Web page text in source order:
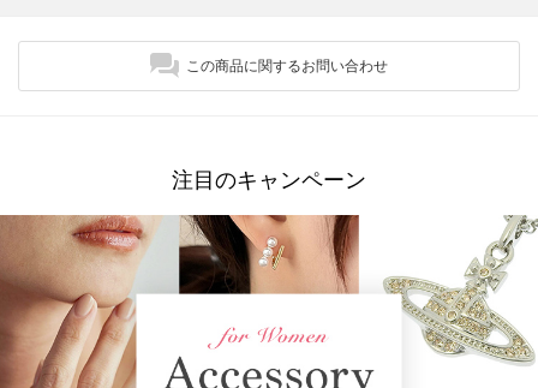
この商品に関するお問い合わせ
注目のキャンペーン